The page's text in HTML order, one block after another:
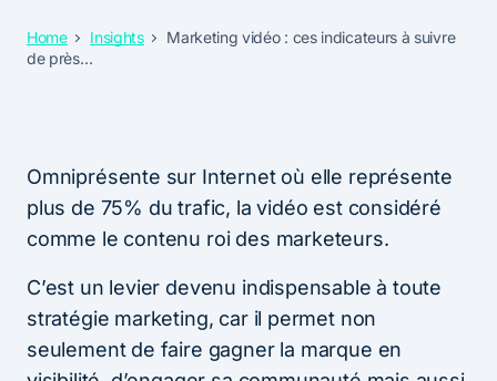
Home Insights
Marketing vidéo : ces indicateurs à suivre
de près…
Omniprésente sur Internet où elle représente
plus de 75% du trafic, la vidéo est considéré
comme le contenu roi des marketeurs.
C’est un levier devenu indispensable à toute
stratégie marketing, car il permet non
seulement de faire gagner la marque en